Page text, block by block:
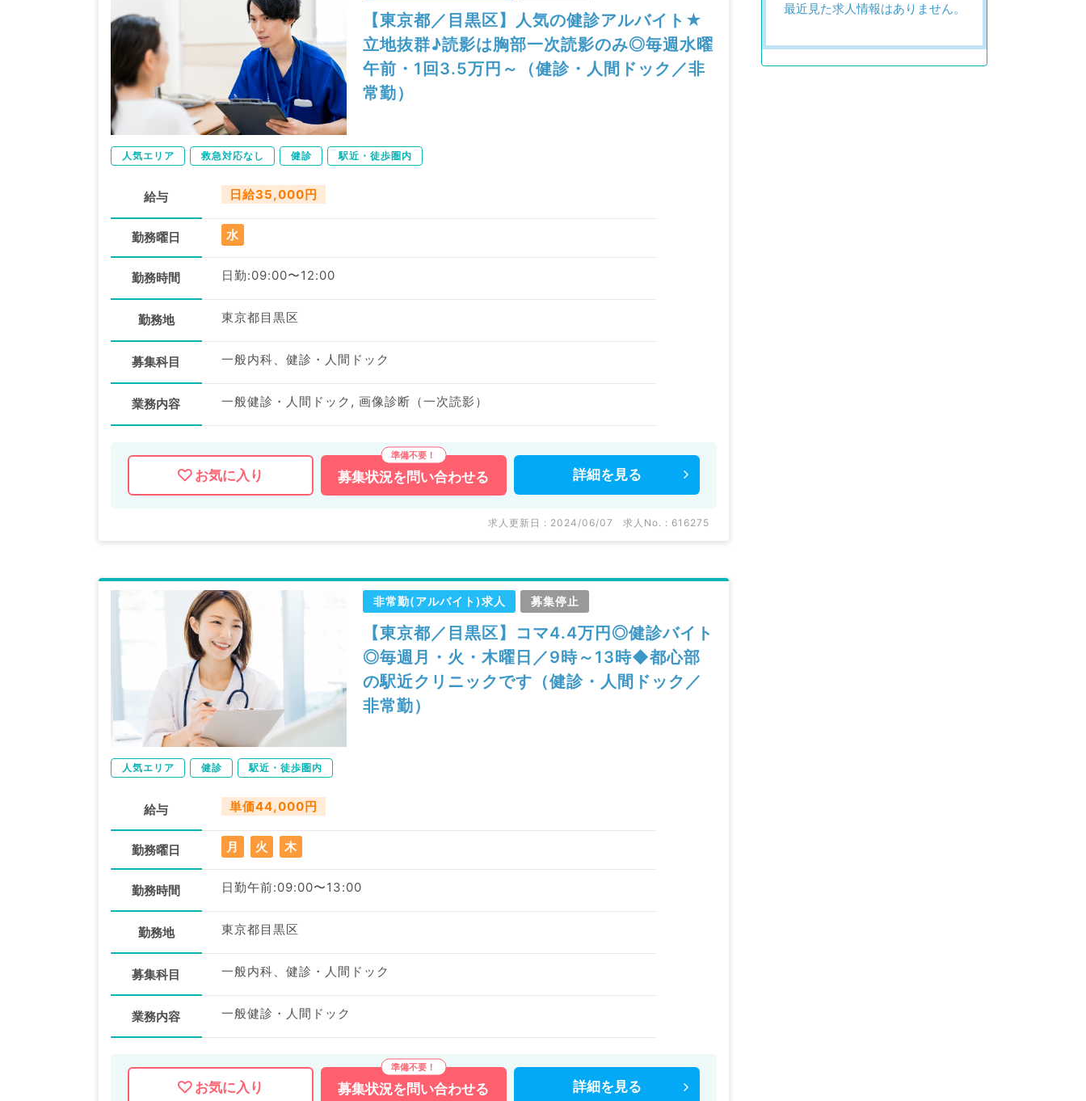
【東京都／目黒区】人気の健診アルバイト★
立地抜群♪読影は胸部一次読影のみ◎毎週水曜
午前・1回3.5万円～（健診・人間ドック／非
常勤）
人気エリア 救急対応なし 健診 駅近・徒歩圏内
給与 日給35,000円
勤務曜日 水
勤務時間 日勤:09:00〜12:00
勤務地 東京都目黒区
募集科目 一般内科、健診・人間ドック
業務内容 一般健診・人間ドック, 画像診断（一次読影）
お気に入り 募集状況を 問い合わせる 詳細を 見る
求人更新日 : 2024/06/07 求人No. : 616275
非常勤(アルバイト)求人 募集停止
【東京都／目黒区】コマ4.4万円◎健診バイト
◎毎週月・火・木曜日／9時～13時◆都心部
の駅近クリニックです（健診・人間ドック／
非常勤）
人気エリア 健診 駅近・徒歩圏内
給与 単価44,000円
勤務曜日 月 火 木
勤務時間 日勤午前:09:00〜13:00
勤務地 東京都目黒区
募集科目 一般内科、健診・人間ドック
業務内容 一般健診・人間ドック
お気に入り 募集状況を 問い合わせる 詳細を 見る
最近見た求人情報はありません。